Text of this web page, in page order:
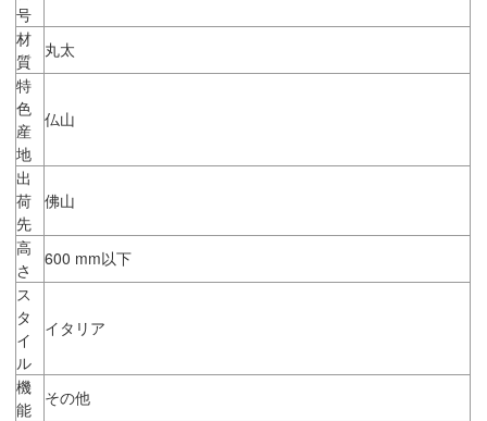
号
材
質
丸太
特
色
産
地
仏山
出
荷
先
佛山
高
さ
600 mm以下
ス
タ
イ
ル
イタリア
機
能
その他